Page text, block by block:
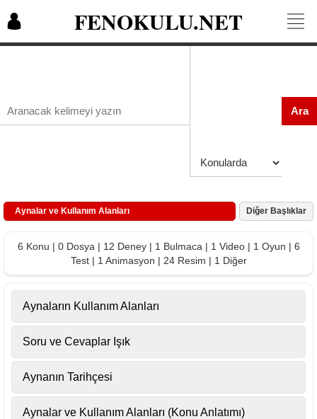
FENOKULU.NET
Ara
Aynalar ve Kullanım Alanları Diğer Başlıklar
6 Konu | 0 Dosya | 12 Deney | 1 Bulmaca | 1 Video | 1 Oyun | 6
Test | 1 Animasyon | 24 Resim | 1 Diğer
Aynaların Kullanım Alanları
Soru ve Cevaplar Işık
Aynanın Tarihçesi
Aynalar ve Kullanım Alanları (Konu Anlatımı)